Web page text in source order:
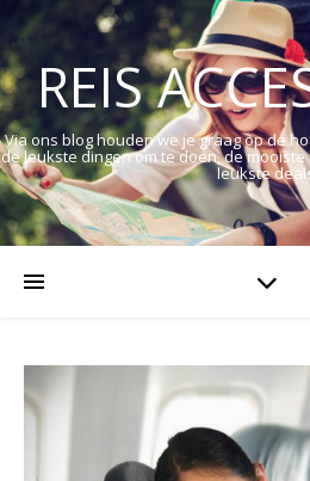
REIS
Via ons blog houden we je graag op de
de leukste dingen om te doen, de
leukste